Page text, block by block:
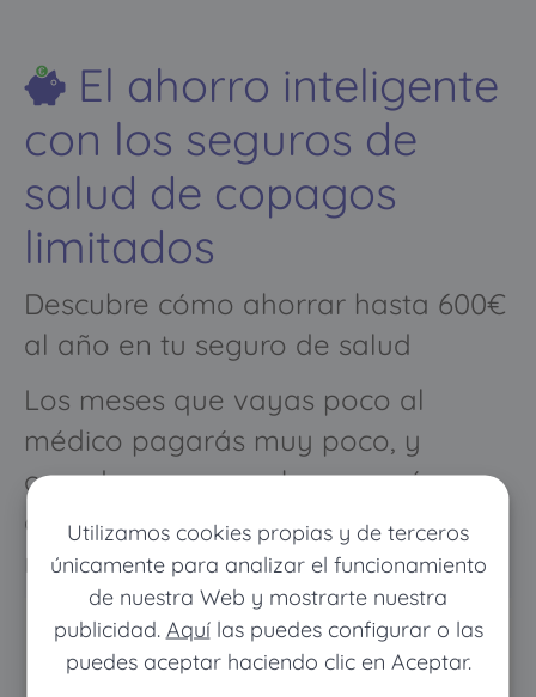
Utilizamos cookies propias y de terceros
únicamente para analizar el funcionamiento
de nuestra Web y mostrarte nuestra
publicidad. Aquílas puedes configurar o las
puedes aceptar haciendo clic en Aceptar.
El ahorro inteligente
con los seguros de
salud de copagos
limitados
Descubre cómo ahorrar hasta 600€
al año en tu seguro de salud
Los meses que vayas poco al
médico pagarás muy poco, y
cuando vayas mucho pagarás
como con un seguro médico
normal